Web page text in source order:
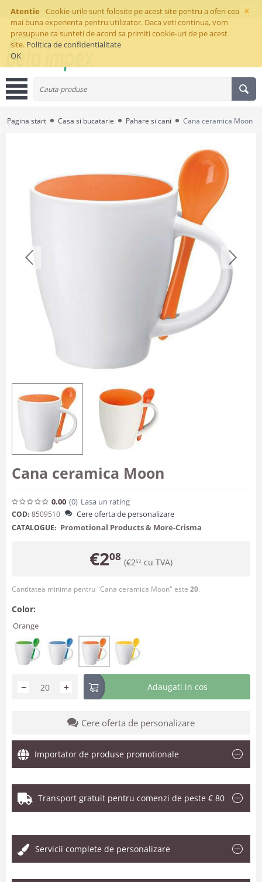
×
Atentie
Cookie-urile sunt folosite pe acest site pentru a oferi cea
mai buna experienta pentru utilizator. Daca veti continua, vom
presupune ca sunteti de acord sa primiti cookie-uri de pe acest
site. Politica de confidentialitate
OK
Pagina start Casa si bucatarie Pahare si cani Cana ceramica Moon
Cana ceramica Moon
0.00 (0) Lasa un rating
COD: 8509510 Cere oferta de personalizare
CATALOGUE: Promotional Products & More-Crisma
€208 (€252 cu TVA)
Cantitatea minima pentru "Cana ceramica Moon" este 20.
Color:
Orange
+
− Adaugati in cos
Cere oferta de personalizare
Importator de produse promotionale
Transport gratuit pentru comenzi de peste € 80
Servicii complete de personalizare